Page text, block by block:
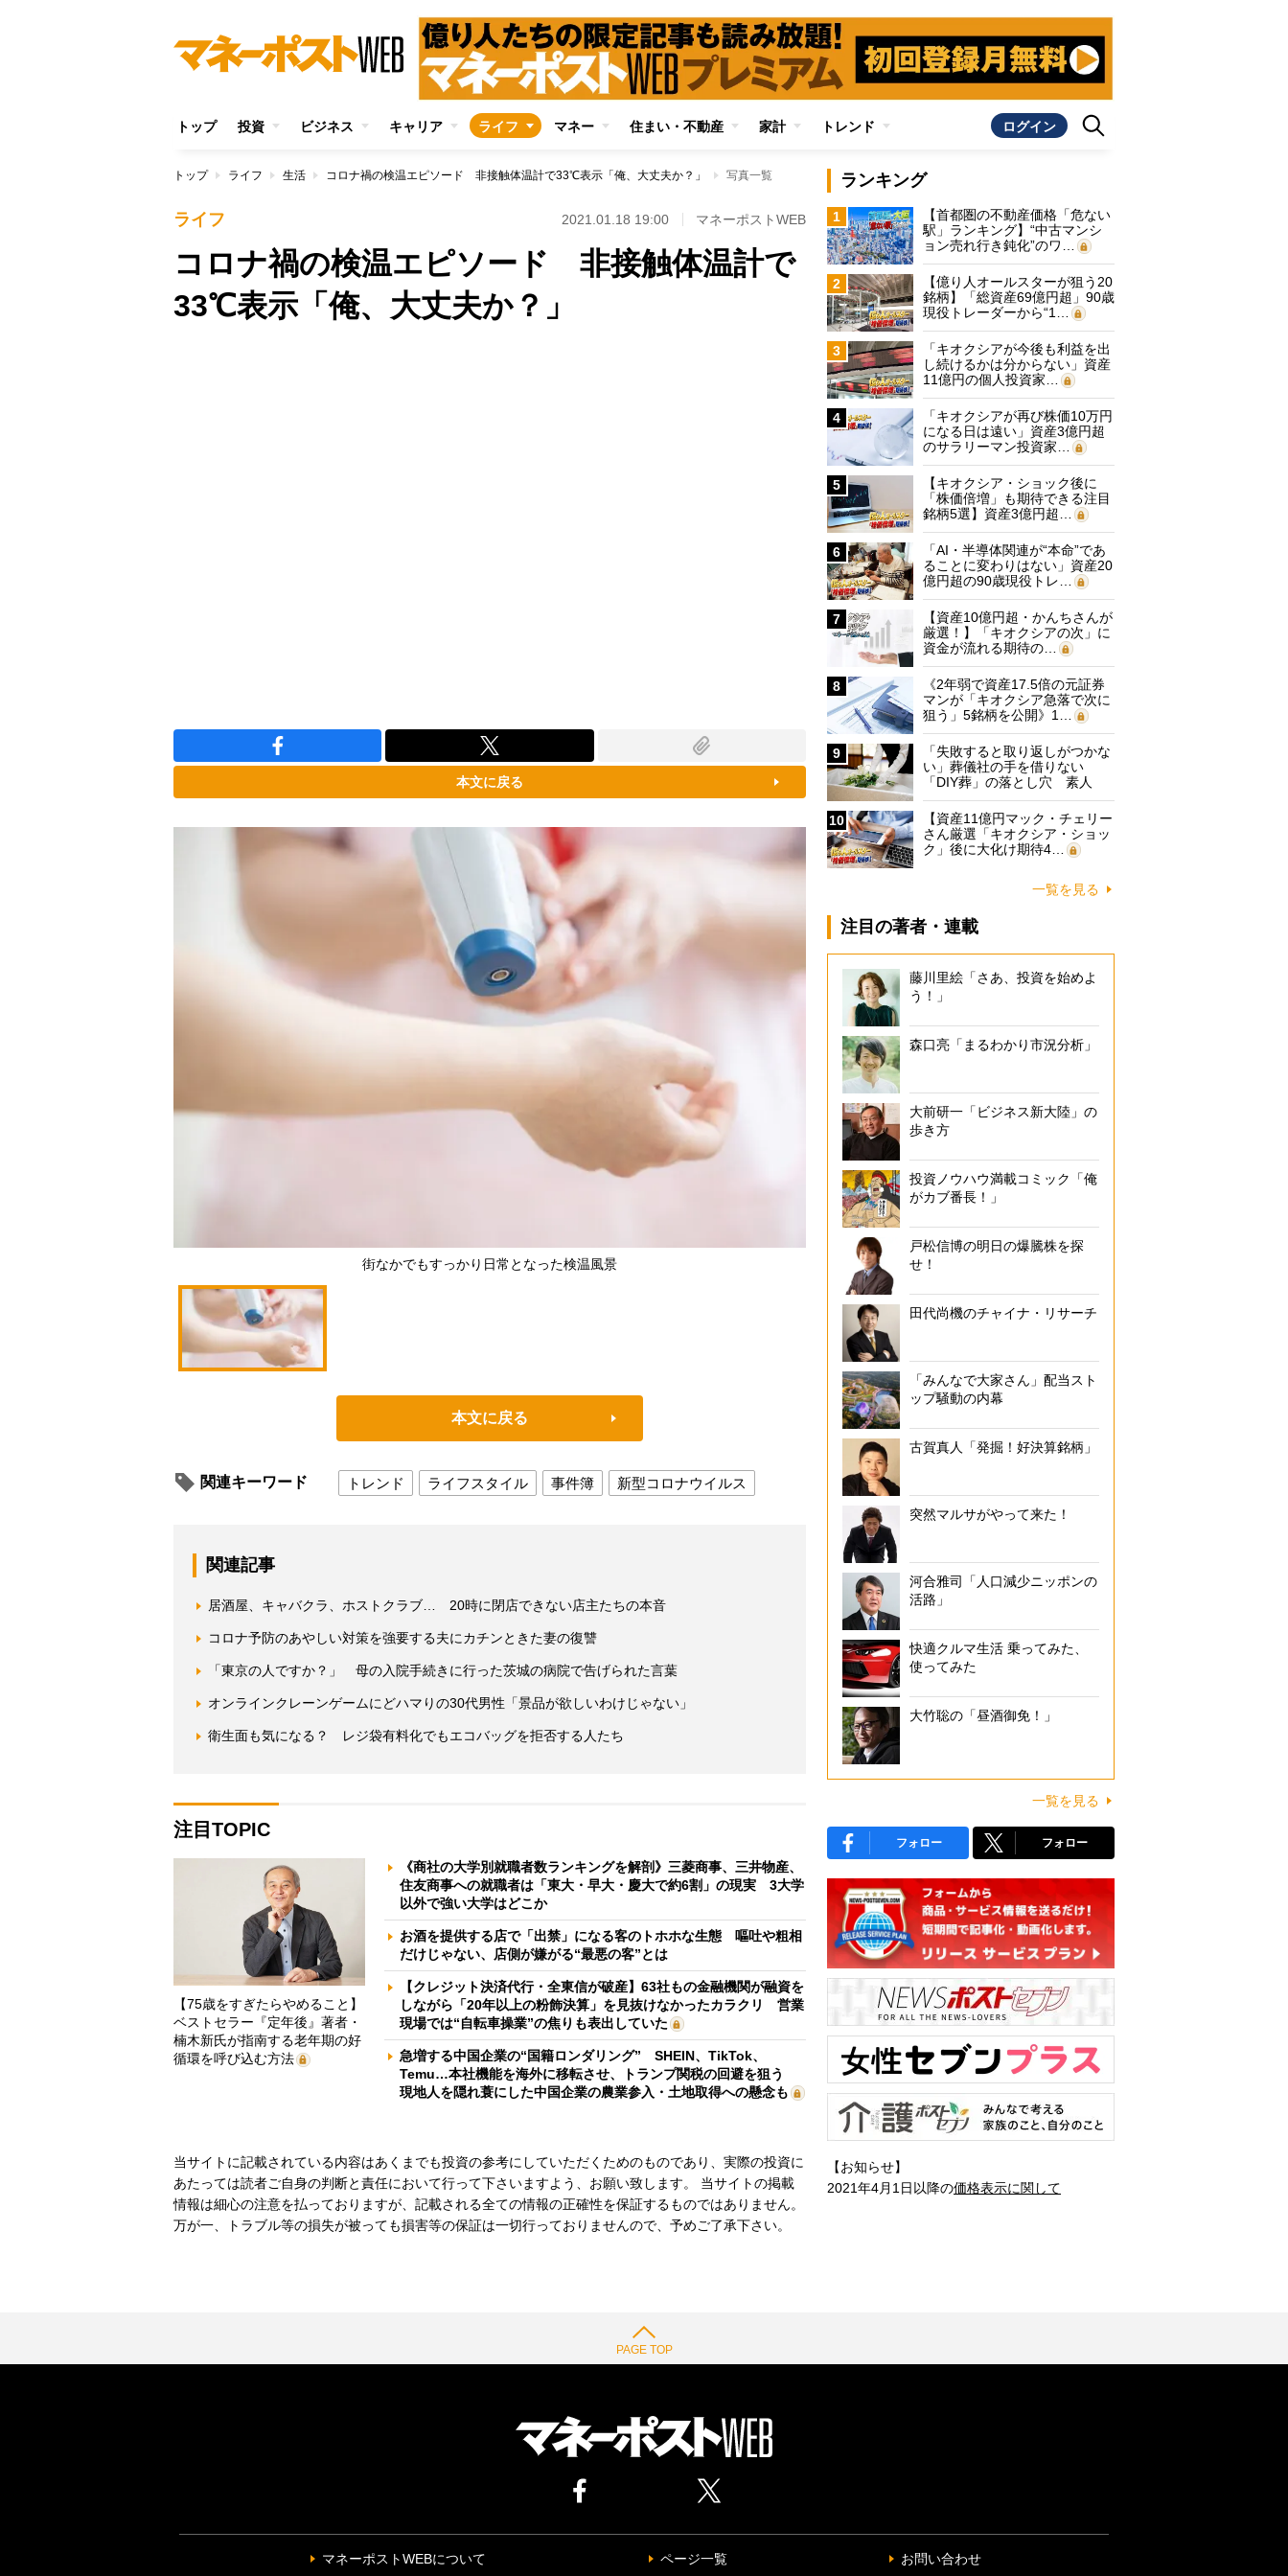
トップ 投資 ビジネス キャリア ライフ マネー 住まい・不動産 家計 トレンド ログイン
トップ ライフ 生活 コロナ禍の検温エピソード 非接触体温計で33℃表示「俺、大丈夫か？」 写真一覧
ライフ 2021.01.18 19:00 マネーポストWEB
コロナ禍の検温エピソード 非接触体温計で
33℃表示「俺、大丈夫か？」
本文に戻る
街なかでもすっかり日常となった検温風景
本文に戻る
関連キーワード トレンド ライフスタイル 事件簿 新型コロナウイルス
関連記事
居酒屋、キャバクラ、ホストクラブ… 20時に閉店できない店主たちの本音
コロナ予防のあやしい対策を強要する夫にカチンときた妻の復讐
「東京の人ですか？」 母の入院手続きに行った茨城の病院で告げられた言葉
オンラインクレーンゲームにどハマりの30代男性「景品が欲しいわけじゃない」
衛生面も気になる？ レジ袋有料化でもエコバッグを拒否する人たち
注目TOPIC
【75歳をすぎたらやめること】
ベストセラー『定年後』著者・
楠木新氏が指南する老年期の好
循環を呼び込む方法
《商社の大学別就職者数ランキングを解剖》三菱商事、三井物産、
住友商事への就職者は「東大・早大・慶大で約6割」の現実 3大学
以外で強い大学はどこか
お酒を提供する店で「出禁」になる客のトホホな生態 嘔吐や粗相
だけじゃない、店側が嫌がる“最悪の客”とは
【クレジット決済代行・全東信が破産】63社もの金融機関が融資を
しながら「20年以上の粉飾決算」を見抜けなかったカラクリ 営業
現場では“自転車操業”の焦りも表出していた
急増する中国企業の“国籍ロンダリング” SHEIN、TikTok、
Temu…本社機能を海外に移転させ、トランプ関税の回避を狙う
現地人を隠れ蓑にした中国企業の農業参入・土地取得への懸念も
当サイトに記載されている内容はあくまでも投資の参考にしていただくためのものであり、実際の投資に
あたっては読者ご自身の判断と責任において行って下さいますよう、お願い致します。 当サイトの掲載
情報は細心の注意を払っておりますが、記載される全ての情報の正確性を保証するものではありません。
万が一、トラブル等の損失が被っても損害等の保証は一切行っておりませんので、予めご了承下さい。
ランキング
1
【首都圏の不動産価格「危ない
駅」ランキング】“中古マンシ
ョン売れ行き鈍化”のワ…
2
【億り人オールスターが狙う20
銘柄】「総資産69億円超」90歳
現役トレーダーから“1…
3
「キオクシアが今後も利益を出
し続けるかは分からない」資産
11億円の個人投資家…
4
「キオクシアが再び株価10万円
になる日は遠い」資産3億円超
のサラリーマン投資家…
5
【キオクシア・ショック後に
「株価倍増」も期待できる注目
銘柄5選】資産3億円超…
6
「AI・半導体関連が“本命”であ
ることに変わりはない」資産20
億円超の90歳現役トレ…
7
【資産10億円超・かんちさんが
厳選！】「キオクシアの次」に
資金が流れる期待の…
8
《2年弱で資産17.5倍の元証券
マンが「キオクシア急落で次に
狙う」5銘柄を公開》1…
9
「失敗すると取り返しがつかな
い」葬儀社の手を借りない
「DIY葬」の落とし穴 素人
に…
10
【資産11億円マック・チェリー
さん厳選「キオクシア・ショッ
ク」後に大化け期待4…
一覧を見る
注目の著者・連載
藤川里絵「さあ、投資を始めよ
う！」
森口亮「まるわかり市況分析」
大前研一「ビジネス新大陸」の
歩き方
投資ノウハウ満載コミック「俺
がカブ番長！」
戸松信博の明日の爆騰株を探
せ！
田代尚機のチャイナ・リサーチ
「みんなで大家さん」配当スト
ップ騒動の内幕
古賀真人「発掘！好決算銘柄」
突然マルサがやって来た！
河合雅司「人口減少ニッポンの
活路」
快適クルマ生活 乗ってみた、
使ってみた
大竹聡の「昼酒御免！」
一覧を見る
フォロー フォロー
【お知らせ】
2021年4月1日以降の価格表示に関して
PAGE TOP
マネーポストWEBについて ページ一覧 お問い合わせ